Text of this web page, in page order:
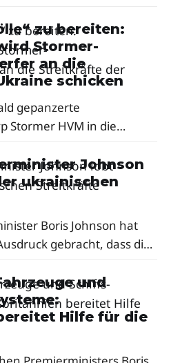
Artillerie zur
zu bereiten:
Stormer-
an die
schicken
gepanzerte
Stormer HVM in die
Johnson
ukrainischen
Boris Johnson hat
gebracht, dass die
erfolgreich sein- und der
Putin scheitern wird.
und
Hilfe für die